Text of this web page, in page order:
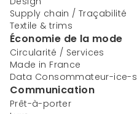
Supply chain / Traçabilité
Textile & trims
Économie de la mode
Circularité / Services
Made in France
Data Consommateur-ice-s
Communication
Prêt-à-porter